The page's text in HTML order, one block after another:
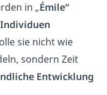
in „Émile“
Individuen
sie nicht wie
sondern Zeit
Entwicklung